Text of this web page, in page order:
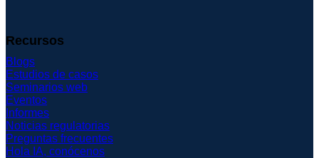
Recursos
Blogs
Estudios de casos
Seminarios web
Eventos
Informes
Noticias regulatorias
Preguntas frecuentes
Hola IA, conócenos